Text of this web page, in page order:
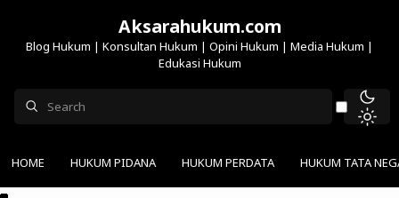
Aksarahukum.com
Blog Hukum | Konsultan Hukum | Opini Hukum | Media Hukum |
Edukasi Hukum
HOME HUKUM PIDANA HUKUM PERDATA HUKUM TATA